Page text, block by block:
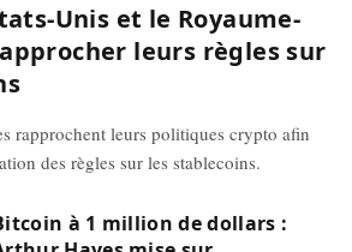
Unis et le Royaume-
leurs règles sur
rapprochent leurs politiques crypto afin
des règles sur les stablecoins.
à 1 million de dollars :